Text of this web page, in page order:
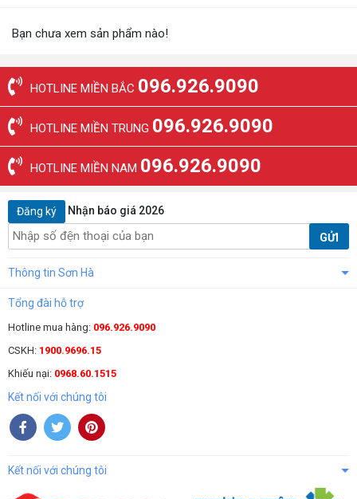
Bạn chưa xem sản phẩm nào!
HOTLINE MIỀN BẮC 096.926.9090
HOTLINE MIỀN TRUNG 096.926.9090
HOTLINE MIỀN NAM 096.926.9090
Đăng ký Nhận báo giá 2026
GỬI
Thông tin Sơn Hà
Tổng đài hỗ trợ
Hotline mua hàng: 096.926.9090
CSKH: 1900.9696.15
Khiếu nại: 0968.60.1515
Kết nối với chúng tôi
Kết nối với chúng tôi